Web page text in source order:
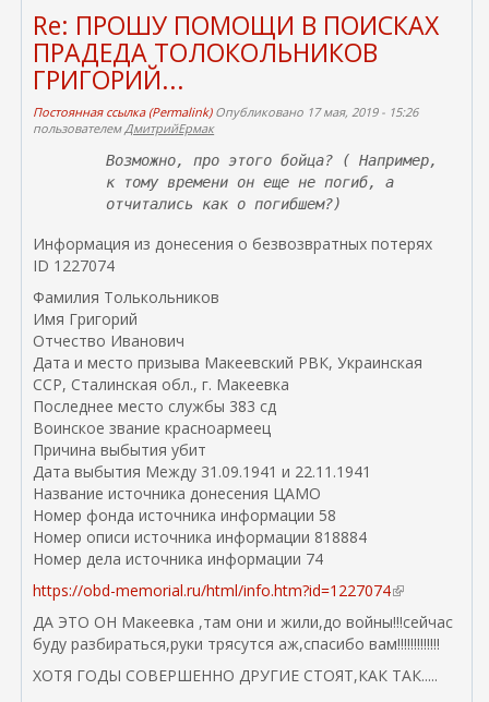
я
я
л
а
)
Re: ПРОШУ ПОМОЩИ В ПОИСКАХ
ПРАДЕДА ТОЛОКОЛЬНИКОВ
ГРИГОРИЙ...
Постоянная ссылка (Permalink)Опубликовано 17 мая, 2019 - 15:26
пользователемДмитрийЕрмак
Возможно, про этого бойца? ( Например,
к тому времени он еще не погиб, а
отчитались как о погибшем?)
Информация из донесения о безвозвратных потерях
ID 1227074
Фамилия Толькольников
Имя Григорий
Отчество Иванович
Дата и место призыва Макеевский РВК, Украинская
ССР, Сталинская обл., г. Макеевка
Последнее место службы 383 сд
Воинское звание красноармеец
Причина выбытия убит
Дата выбытия Между 31.09.1941 и 22.11.1941
Название источника донесения ЦАМО
Номер фонда источника информации 58
Номер описи источника информации 818884
Номер дела источника информации 74
https://obd-memorial.ru/html/info.htm?id=1227074(
в
н
е
ш
ДА ЭТО ОН Макеевка ,там они и жили,до войны!!!сейчас
буду разбираться,руки трясутся аж,спасибо вам!!!!!!!!!!!!!
ХОТЯ ГОДЫ СОВЕРШЕННО ДРУГИЕ СТОЯТ,КАК ТАК.....